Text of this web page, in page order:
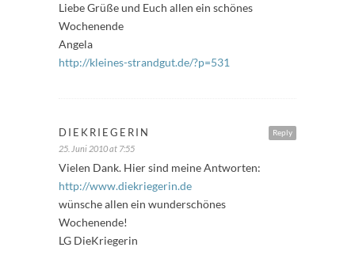
Liebe Grüße und Euch allen ein schönes
Wochenende
Angela
http://kleines-strandgut.de/?p=531
Reply
DIEKRIEGERIN
25. Juni 2010 at 7:55
Vielen Dank. Hier sind meine Antworten:
http://www.diekriegerin.de
wünsche allen ein wunderschönes
Wochenende!
LG DieKriegerin